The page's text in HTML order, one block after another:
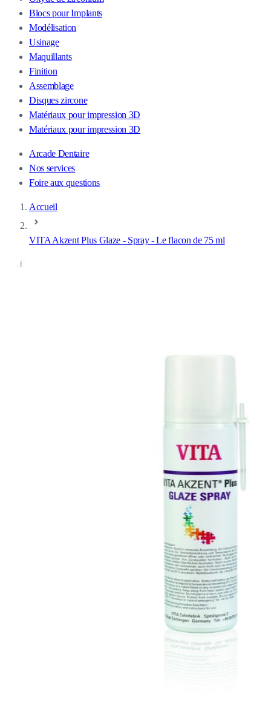
Blocs pour Implants
Modélisation
Usinage
Maquillants
Finition
Assemblage
Disques zircone
Matériaux pour impression 3D
Matériaux pour impression 3D
Arcade Dentaire
Nos services
Foire aux questions
Accueil
VITA Akzent Plus Glaze - Spray - Le flacon de 75 ml